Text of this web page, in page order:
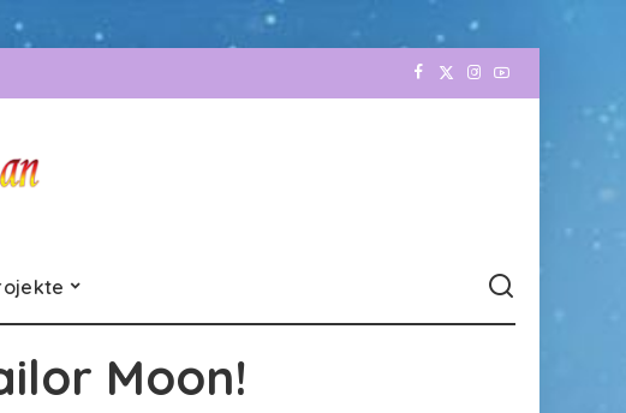
Moon!